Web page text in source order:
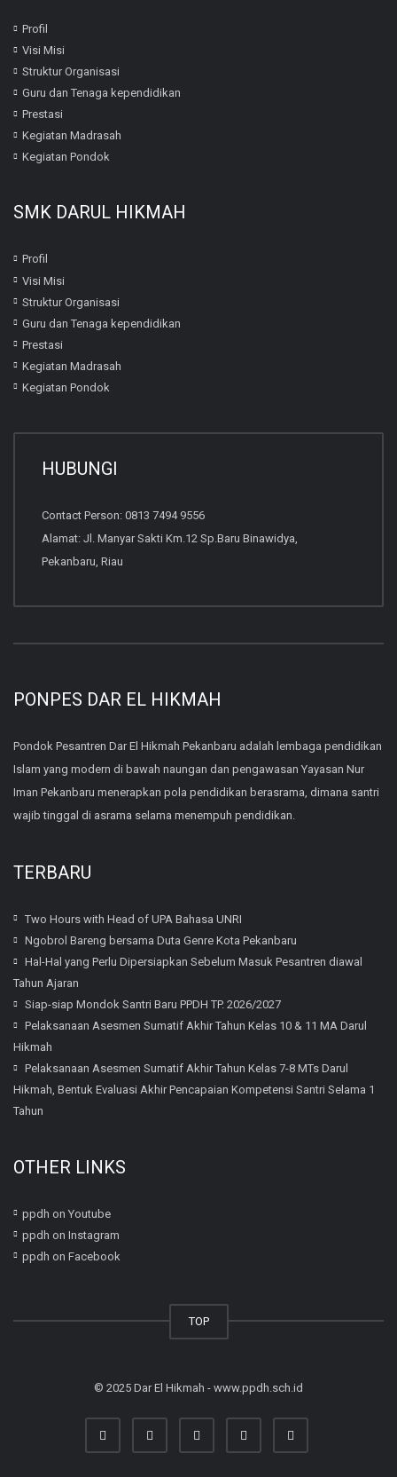
Profil
Visi Misi
Struktur Organisasi
Guru dan Tenaga kependidikan
Prestasi
Kegiatan Madrasah
Kegiatan Pondok
SMK DARUL HIKMAH
Profil
Visi Misi
Struktur Organisasi
Guru dan Tenaga kependidikan
Prestasi
Kegiatan Madrasah
Kegiatan Pondok
HUBUNGI
Contact Person: 0813 7494 9556
Alamat: Jl. Manyar Sakti Km.12 Sp.Baru Binawidya,
Pekanbaru, Riau
PONPES DAR EL HIKMAH
Pondok Pesantren Dar El Hikmah Pekanbaru adalah lembaga pendidikan
Islam yang modern di bawah naungan dan pengawasan Yayasan Nur
Iman Pekanbaru menerapkan pola pendidikan berasrama, dimana santri
wajib tinggal di asrama selama menempuh pendidikan.
TERBARU
Two Hours with Head of UPA Bahasa UNRI
Ngobrol Bareng bersama Duta Genre Kota Pekanbaru
Hal-Hal yang Perlu Dipersiapkan Sebelum Masuk Pesantren diawal
Tahun Ajaran
Siap-siap Mondok Santri Baru PPDH TP. 2026/2027
Pelaksanaan Asesmen Sumatif Akhir Tahun Kelas 10 & 11 MA Darul
Hikmah
Pelaksanaan Asesmen Sumatif Akhir Tahun Kelas 7-8 MTs Darul
Hikmah, Bentuk Evaluasi Akhir Pencapaian Kompetensi Santri Selama 1
Tahun
OTHER LINKS
ppdh on Youtube
ppdh on Instagram
ppdh on Facebook
TOP
© 2025 Dar El Hikmah - www.ppdh.sch.id